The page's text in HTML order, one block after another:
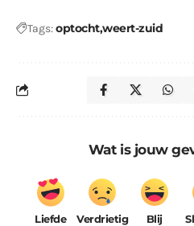
Tags:optochtweert-zuid
Wat is jouw
Liefde Verdrietig Blij